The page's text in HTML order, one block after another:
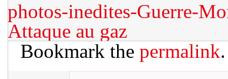
photos-inedites-Guerre-
Attaque au gaz
Bookmark the permalink.